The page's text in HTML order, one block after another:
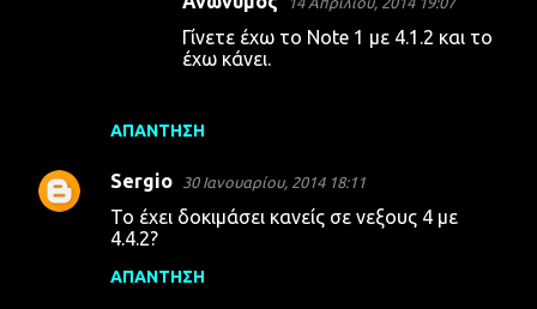
ΑΠΆΝΤΗΣΗ
Γίνετε έχω το Note 1 με 4.1.2 και το
έχω κάνει.
Sergio 30 Ιανουαρίου, 2014 18:11
Το έχει δοκιμάσει κανείς σε νεξους 4 με
4.4.2?
ΑΠΆΝΤΗΣΗ